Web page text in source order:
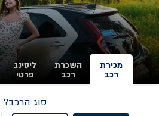
מכירת
רכב
השכרת
רכב
ליסינג
פרטי
סוג הרכב?